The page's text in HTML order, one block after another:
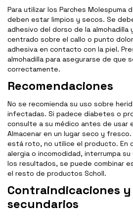
Para utilizar los Parches Molespuma
deben estar limpios y secos. Se
adhesivo del dorso de la almohadilla
centrado sobre el callo o punto
adhesiva en contacto con la piel.
almohadilla para asegurarse de que
correctamente.
Recomendaciones
No se recomienda su uso sobre
infectadas. Si padece diabetes o
consulte a su médico antes de usar
Almacenar en un lugar seco y
está roto, no utilice el producto. En
alergia o incomodidad, interrumpa su
los resultados, se puede combinar
el resto de productos Scholl.
Contraindicaciones
secundarios